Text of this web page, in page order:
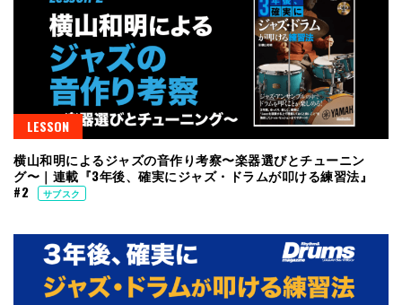
LESSON
横山和明によるジャズの音作り考察〜楽器選びとチューニン
グ〜｜連載『3年後、確実にジャズ・ドラムが叩ける練習法』
#2
サブスク